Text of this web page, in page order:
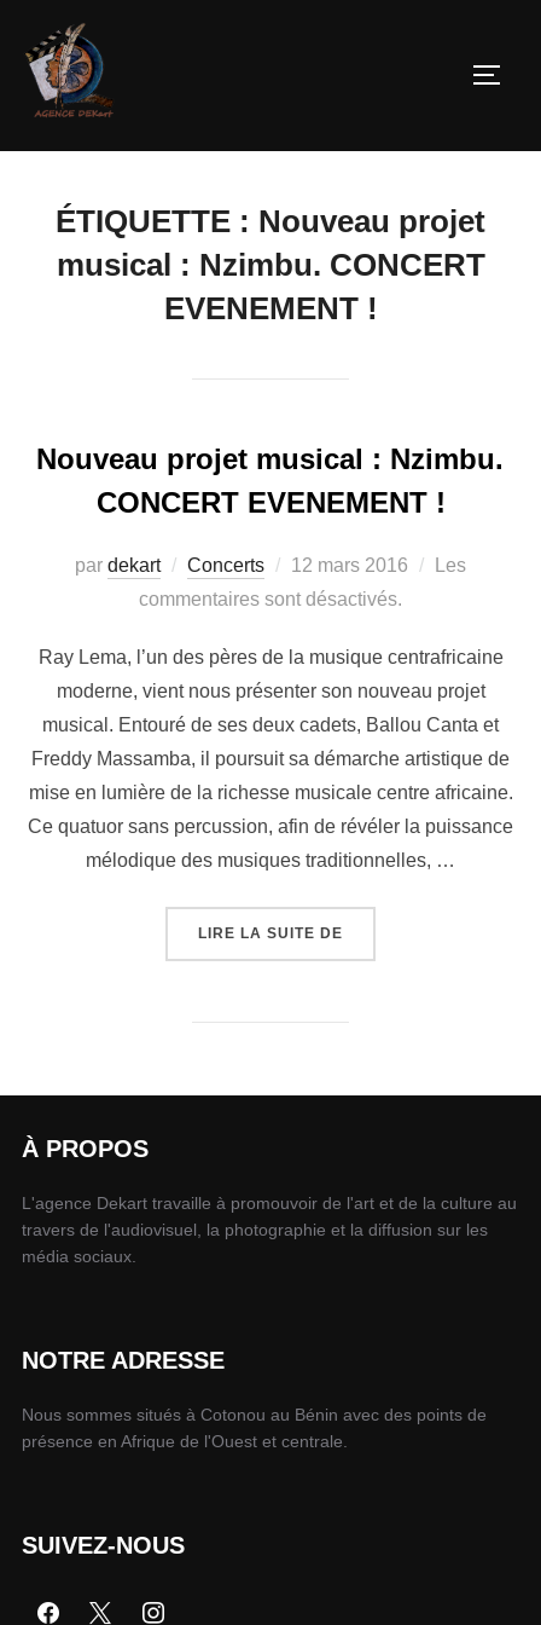
ÉTIQUETTE : Nouveau projet
musical : Nzimbu. CONCERT
EVENEMENT !
Nouveau projet musical : Nzimbu.
CONCERT EVENEMENT !
par dekart Concerts 12 mars 2016
Les
commentaires sont désactivés.
Ray Lema, l’un des pères de la musique centrafricaine
moderne, vient nous présenter son nouveau projet
musical. Entouré de ses deux cadets, Ballou Canta et
Freddy Massamba, il poursuit sa démarche artistique de
mise en lumière de la richesse musicale centre africaine.
Ce quatuor sans percussion, afin de révéler la puissance
mélodique des musiques traditionnelles, …
LIRE LA SUITE DE
À PROPOS
L'agence Dekart travaille à promouvoir de l'art et de la culture au
travers de l'audiovisuel, la photographie et la diffusion sur les
média sociaux.
NOTRE ADRESSE
Nous sommes situés à Cotonou au Bénin avec des points de
présence en Afrique de l'Ouest et centrale.
SUIVEZ-NOUS